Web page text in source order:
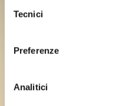
delTecnici
Preferenze
Analitici